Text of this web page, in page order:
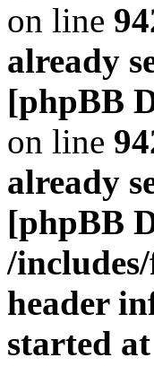
on line
already
[phpBB
on line
already
[phpBB
/
header
started